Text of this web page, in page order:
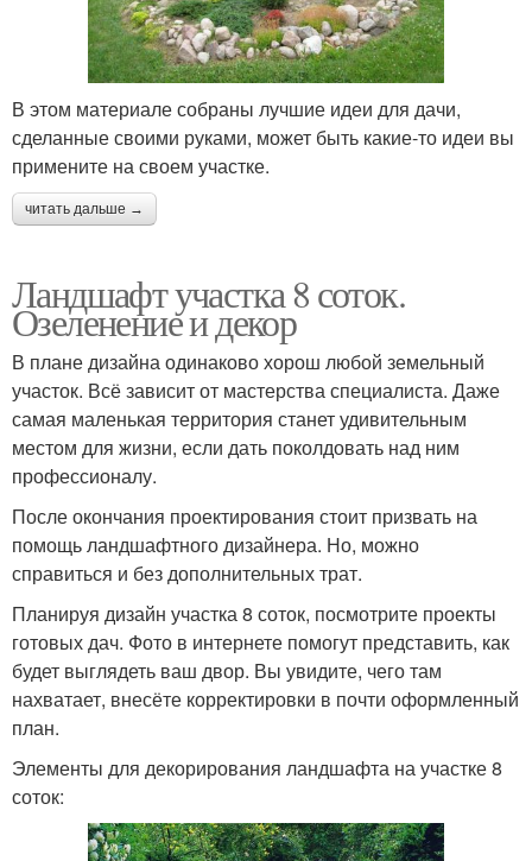
В этом материале собраны лучшие идеи для дачи,
сделанные своими руками, может быть какие-то идеи вы
примените на своем участке.
читать дальше →
Ландшафт участка 8 соток.
Озеленение и декор
В плане дизайна одинаково хорош любой земельный
участок. Всё зависит от мастерства специалиста. Даже
самая маленькая территория станет удивительным
местом для жизни, если дать поколдовать над ним
профессионалу.
После окончания проектирования стоит призвать на
помощь ландшафтного дизайнера. Но, можно
справиться и без дополнительных трат.
Планируя дизайн участка 8 соток, посмотрите проекты
готовых дач. Фото в интернете помогут представить, как
будет выглядеть ваш двор. Вы увидите, чего там
нахватает, внесёте корректировки в почти оформленный
план.
Элементы для декорирования ландшафта на участке 8
соток: